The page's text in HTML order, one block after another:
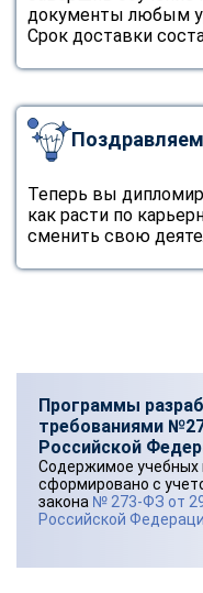
документы любым
Срок доставки
Теперь вы
как расти по
сменить свою
Программы
требованиями
Российской
Содержимое учебных
сформировано с
закона № 273-ФЗ от
Российской